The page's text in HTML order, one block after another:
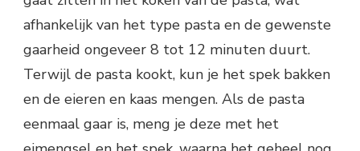
afhankelijk van het type pasta en de gewenste
gaarheid ongeveer 8 tot 12 minuten duurt.
Terwijl de pasta kookt, kun je het spek bakken
en de eieren en kaas mengen. Als de pasta
eenmaal gaar is, meng je deze met het